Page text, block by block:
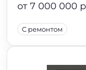
от 7 000 000
С ремонтом